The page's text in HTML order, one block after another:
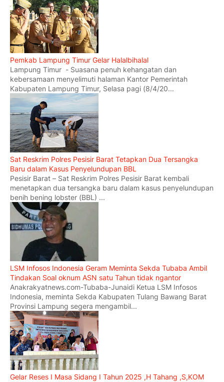
Pemkab Lampung Timur Gelar Halalbihalal
Lampung Timur - Suasana penuh kehangatan dan
kebersamaan menyelimuti halaman Kantor Pemerintah
Kabupaten Lampung Timur, Selasa pagi (8/4/20...
Sat Reskrim Polres Pesisir Barat Tetapkan Dua Tersangka
Baru dalam Kasus Penyelundupan BBL
Pesisir Barat – Sat Reskrim Polres Pesisir Barat kembali
menetapkan dua tersangka baru dalam kasus penyelundupan
benih bening lobster (BBL) ...
LSM Infosos Indonesia Geram Meminta Sekda Tubaba Ambil
Tindakan Soal oknum ASN satu Tahun tidak ngantor
Anakrakyatnews.com-Tubaba-Junaidi Ketua LSM Infosos
Indonesia, meminta Sekda Kabupaten Tulang Bawang Barat
Provinsi Lampung segera mengambil...
Gelar Reses I Masa Sidang I Tahun 2025 ,H Tahang ,S,KOM